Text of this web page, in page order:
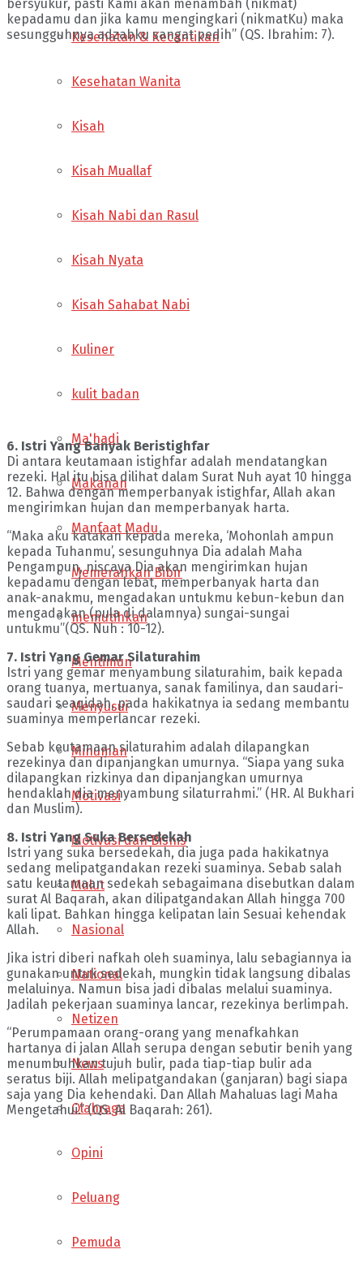
Kesehatan & Kecantikan
Kesehatan Wanita
Kisah
Kisah Muallaf
Kisah Nabi dan Rasul
Kisah Nyata
Kisah Sahabat Nabi
Kuliner
kulit badan
Ma'hadi
Makanan
Manfaat Madu
Memerahkan Bibir
memutihkan
Mentimun
Menyusui
Minuman
Motivasi
Motivasi dan Bisnis
Mulut
Nasional
National
Netizen
News
Olahraga
Opini
Peluang
Pemuda
bersyukur, pasti Kami akan menambah (nikmat)
kepadamu dan jika kamu mengingkari (nikmatKu) maka
sesungguhnya adzabku sangat pedih” (QS. Ibrahim: 7).
6. Istri Yang Banyak Beristighfar
Di antara keutamaan istighfar adalah mendatangkan
rezeki. Hal itu bisa dilihat dalam Surat Nuh ayat 10 hingga
12. Bahwa dengan memperbanyak istighfar, Allah akan
mengirimkan hujan dan memperbanyak harta.
“Maka aku katakan kepada mereka, ‘Mohonlah ampun
kepada Tuhanmu’, sesunguhnya Dia adalah Maha
Pengampun, niscaya Dia akan mengirimkan hujan
kepadamu dengan lebat, memperbanyak harta dan
anak-anakmu, mengadakan untukmu kebun-kebun dan
mengadakan (pula di dalamnya) sungai-sungai
untukmu”(QS. Nuh : 10-12).
7. Istri Yang Gemar Silaturahim
Istri yang gemar menyambung silaturahim, baik kepada
orang tuanya, mertuanya, sanak familinya, dan saudari-
saudari seaqidah, pada hakikatnya ia sedang membantu
suaminya memperlancar rezeki.
Sebab keutamaan silaturahim adalah dilapangkan
rezekinya dan dipanjangkan umurnya. “Siapa yang suka
dilapangkan rizkinya dan dipanjangkan umurnya
hendaklah dia menyambung silaturrahmi.” (HR. Al Bukhari
dan Muslim).
8. Istri Yang Suka Bersedekah
Istri yang suka bersedekah, dia juga pada hakikatnya
sedang melipatgandakan rezeki suaminya. Sebab salah
satu keutamaan sedekah sebagaimana disebutkan dalam
surat Al Baqarah, akan dilipatgandakan Allah hingga 700
kali lipat. Bahkan hingga kelipatan lain Sesuai kehendak
Allah.
Jika istri diberi nafkah oleh suaminya, lalu sebagiannya ia
gunakan untuk sedekah, mungkin tidak langsung dibalas
melaluinya. Namun bisa jadi dibalas melalui suaminya.
Jadilah pekerjaan suaminya lancar, rezekinya berlimpah.
“Perumpamaan orang-orang yang menafkahkan
hartanya di jalan Allah serupa dengan sebutir benih yang
menumbuhkan tujuh bulir, pada tiap-tiap bulir ada
seratus biji. Allah melipatgandakan (ganjaran) bagi siapa
saja yang Dia kehendaki. Dan Allah Mahaluas lagi Maha
Mengetahui.” (QS. Al Baqarah: 261).